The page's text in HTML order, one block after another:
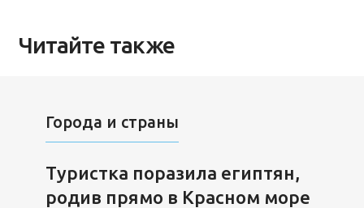
Читайте также
Города и страны
Туристка поразила египтян,
родив прямо в Красном море